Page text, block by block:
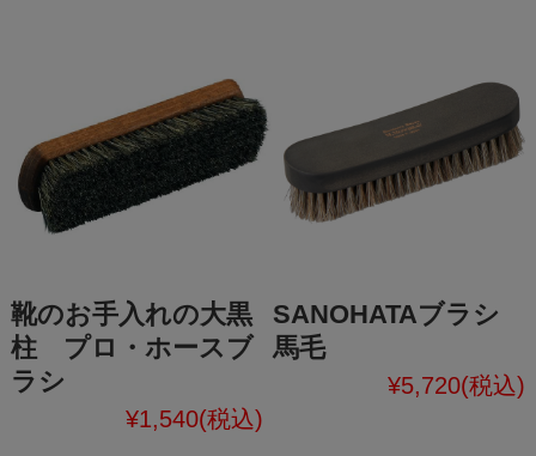
靴のお手入れの大黒
柱 プロ・ホースブ
ラシ
¥1,540(税込)
SANOHATAブラシ
馬毛
¥5,720(税込)